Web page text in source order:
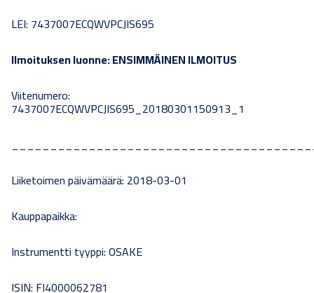
LEI: 7437007ECQWVPCJIS695
Ilmoituksen luonne: ENSIMMÄINEN ILMOITUS
Viitenumero:
7437007ECQWVPCJIS695_20180301150913_1
Liiketoimen päivämäärä: 2018-03-01
Kauppapaikka:
Instrumentti tyyppi: OSAKE
ISIN: FI4000062781